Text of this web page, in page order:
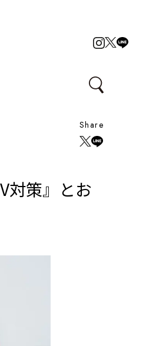
Share
対策』とお